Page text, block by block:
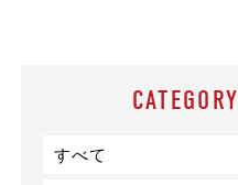
モデルハウス
CATEGORY
すべて